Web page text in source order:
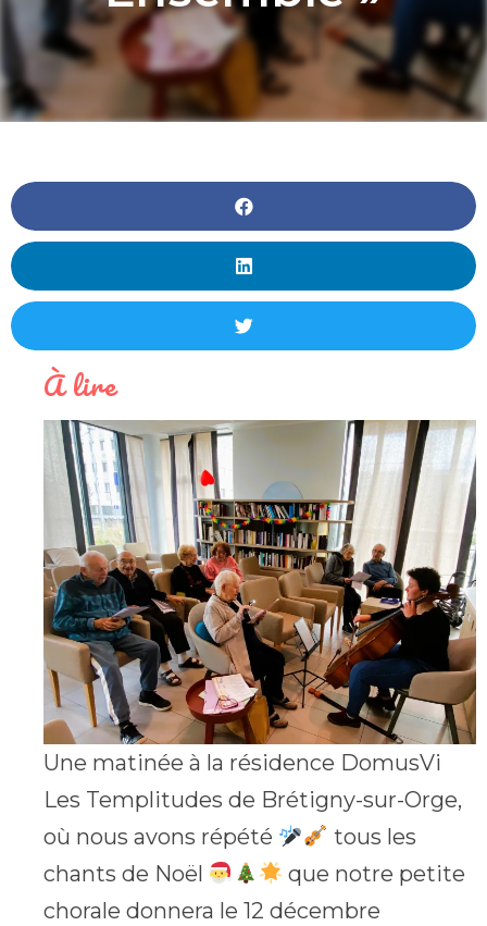
À lire
Une matinée à la résidence DomusVi
Les Templitudes de Brétigny-sur-Orge,
où nous avons répété
tous les
chants de Noël
que notre petite
chorale donnera le 12 décembre